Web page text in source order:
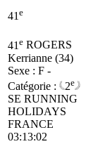
41 e
41 e ROGERS
Kerrianne (34)
Sexe : F -
Catégorie :
2e
SE RUNNING
HOLIDAYS
FRANCE
03:13:02